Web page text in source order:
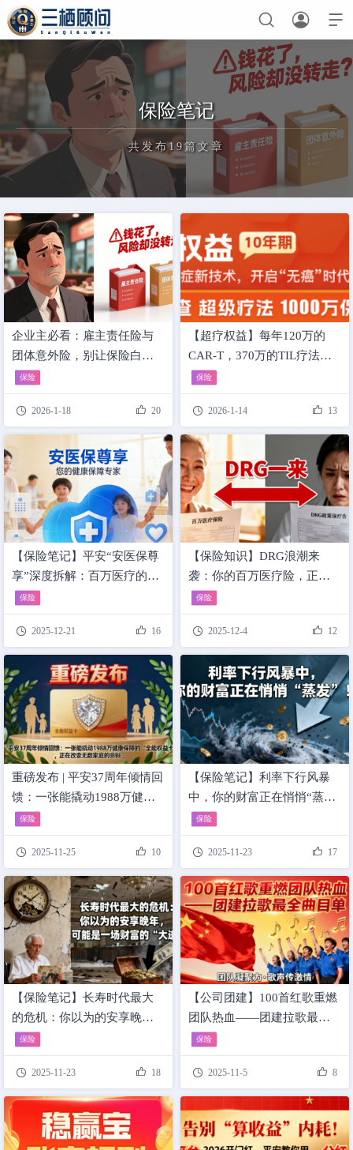



首页
保险
诉讼
历史记忆
三栖导航
保险考试 生日快乐 幸运抽奖 早会点名 私密
保险笔记
共发布19篇文章
正在为您加载新内容
企业主必看：雇主责任险与
团体意外险，别让保险白买
了！
保险
 2026-1-18  20
【超疗权益】每年120万的
CAR-T，370万的TIL疗法…
得了癌症，普通人用什么救
保险
 2026-1-14  13
【保险笔记】平安“安医保尊
享”深度拆解：百万医疗的终
极进化体，这样讲客户抢着
保险
 2025-12-21  16
【保险知识】DRG浪潮来
袭：你的百万医疗险，正悄
然“失效”？
保险
 2025-12-4  12
重磅发布 | 平安37周年倾情回
馈：一张能撬动1988万健康
保障的“全能权益卡”，正在改
保险
 2025-11-25  10
【保险笔记】利率下行风暴
中，你的财富正在悄悄“蒸
发”！《经济下行周期下的家
保险
 2025-11-23  17
【保险笔记】长寿时代最大
的危机：你以为的安享晚
年，可能是一场财富的“大逃
保险
 2025-11-23  18
【公司团建】100首红歌重燃
团队热血——团建拉歌最全
曲目单
保险
 2025-11-5  8